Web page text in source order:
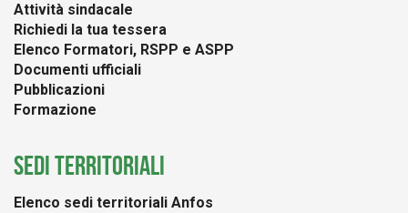
Attività sindacale
Richiedi la tua tessera
Elenco Formatori, RSPP e ASPP
Documenti ufficiali
Pubblicazioni
Formazione
SEDI TERRITORIALI
Elenco sedi territoriali Anfos